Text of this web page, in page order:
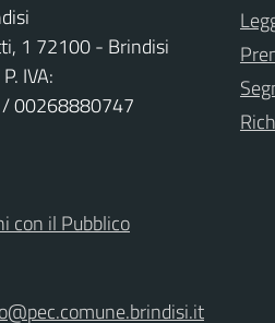
1 72100 - Brindisi
IVA:
00268880747
con il Pubblico